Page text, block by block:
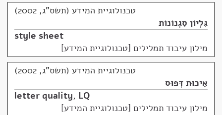
טכנולוגיית המידע (תשס"ג, 2002)
גִּלְיוֹן סִגְנוֹנוֹת
style sheet
מילון עיבוד תמלילים [טכנולוגיית המידע]
טכנולוגיית המידע (תשס"ג, 2002)
אֵיכוּת דְּפוּס
letter quality, LQ
מילון עיבוד תמלילים [טכנולוגיית המידע]